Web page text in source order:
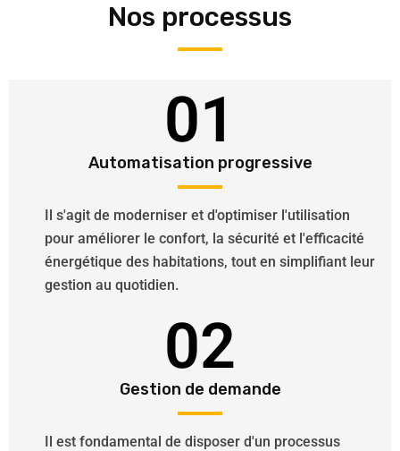
Nos processus
01
Automatisation progressive
Il s'agit de moderniser et d'optimiser l'utilisation
pour améliorer le confort, la sécurité et l'efficacité
énergétique des habitations, tout en simplifiant leur
gestion au quotidien.
02
Gestion de demande
Il est fondamental de disposer d'un processus